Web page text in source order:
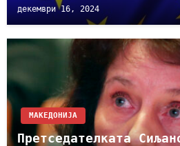
декември 16, 2024
МАКЕДОНИЈА
Претседателката